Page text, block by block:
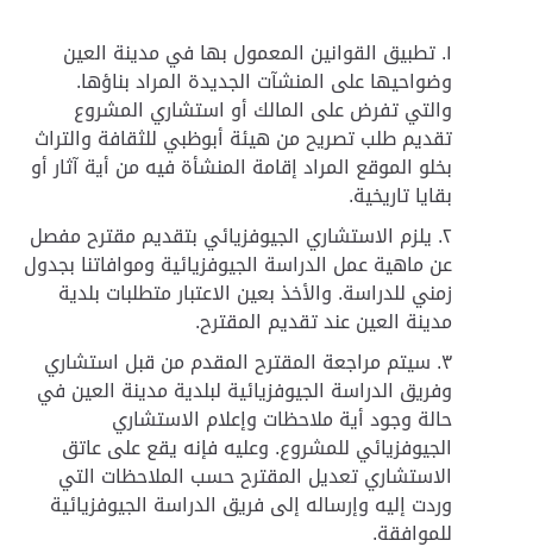
تطبيق القوانين المعمول بها في مدينة العين
وضواحيها على المنشآت الجديدة المراد بناؤها.
والتي تفرض على المالك أو استشاري المشروع
تقديم طلب تصريح من هيئة أبوظبي للثقافة والتراث
بخلو الموقع المراد إقامة المنشأة فيه من أية آثار أو
بقايا تاريخية.
يلزم الاستشاري الجيوفزيائي بتقديم مقترح مفصل
عن ماهية عمل الدراسة الجيوفزيائية وموافاتنا بجدول
زمني للدراسة. والأخذ بعين الاعتبار متطلبات بلدية
مدينة العين عند تقديم المقترح.
سيتم مراجعة المقترح المقدم من قبل استشاري
وفريق الدراسة الجيوفزيائية لبلدية مدينة العين في
حالة وجود أية ملاحظات وإعلام الاستشاري
الجيوفزيائي للمشروع. وعليه فإنه يقع على عاتق
الاستشاري تعديل المقترح حسب الملاحظات التي
وردت إليه وإرساله إلى فريق الدراسة الجيوفزيائية
للموافقة.